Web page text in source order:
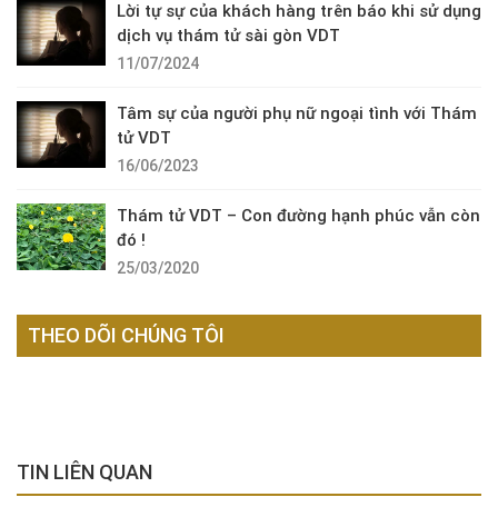
Lời tự sự của khách hàng trên báo khi sử dụng
dịch vụ thám tử sài gòn VDT
11/07/2024
Tâm sự của người phụ nữ ngoại tình với Thám
tử VDT
16/06/2023
Thám tử VDT – Con đường hạnh phúc vẫn còn
đó !
25/03/2020
THEO DÕI CHÚNG TÔI
TIN LIÊN QUAN